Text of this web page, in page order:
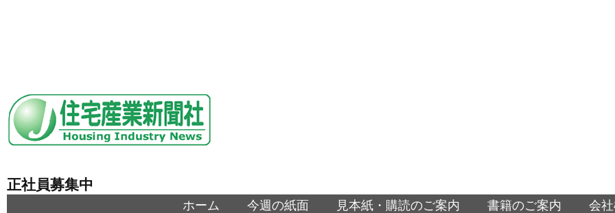
正社員募集中
ホーム 今週の紙面 見本紙・購読のご案内 書籍のご案内 会